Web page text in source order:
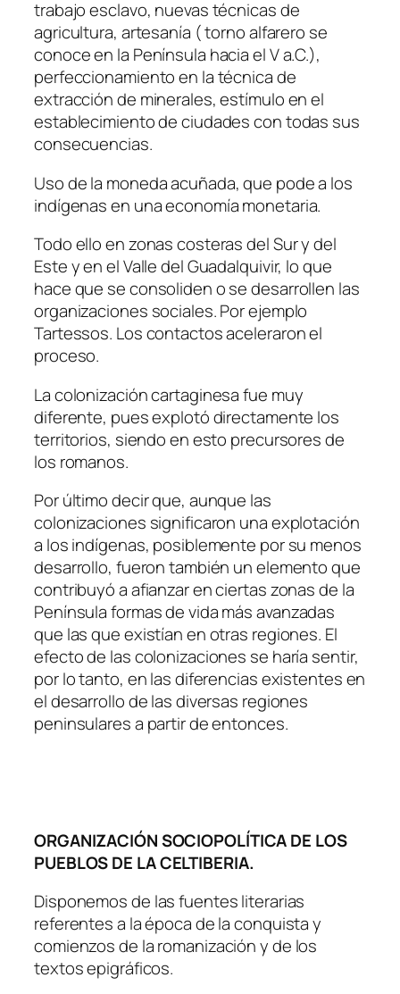
trabajo esclavo, nuevas técnicas de
agricultura, artesanía ( torno alfarero se
conoce en la Península hacia el V a.C.),
perfeccionamiento en la técnica de
extracción de minerales, estímulo en el
establecimiento de ciudades con todas sus
consecuencias.
Uso de la moneda acuñada, que pode a los
indígenas en una economía monetaria.
Todo ello en zonas costeras del Sur y del
Este y en el Valle del Guadalquivir, lo que
hace que se consoliden o se desarrollen las
organizaciones sociales. Por ejemplo
Tartessos. Los contactos aceleraron el
proceso.
La colonización cartaginesa fue muy
diferente, pues explotó directamente los
territorios, siendo en esto precursores de
los romanos.
Por último decir que, aunque las
colonizaciones significaron una explotación
a los indígenas, posiblemente por su menos
desarrollo, fueron también un elemento que
contribuyó a afianzar en ciertas zonas de la
Península formas de vida más avanzadas
que las que existían en otras regiones. El
efecto de las colonizaciones se haría sentir,
por lo tanto, en las diferencias existentes en
el desarrollo de las diversas regiones
peninsulares a partir de entonces.
ORGANIZACIÓN SOCIOPOLÍTICA DE LOS
PUEBLOS DE LA CELTIBERIA.
Disponemos de las fuentes literarias
referentes a la época de la conquista y
comienzos de la romanización y de los
textos epigráficos.